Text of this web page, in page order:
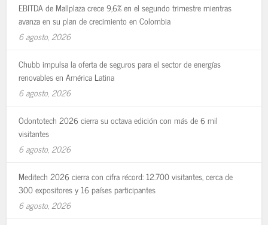
EBITDA de Mallplaza crece 9,6% en el segundo trimestre mientras
avanza en su plan de crecimiento en Colombia
6 agosto, 2026
Chubb impulsa la oferta de seguros para el sector de energías
renovables en América Latina
6 agosto, 2026
Odontotech 2026 cierra su octava edición con más de 6 mil
visitantes
6 agosto, 2026
Meditech 2026 cierra con cifra récord: 12.700 visitantes, cerca de
300 expositores y 16 países participantes
6 agosto, 2026